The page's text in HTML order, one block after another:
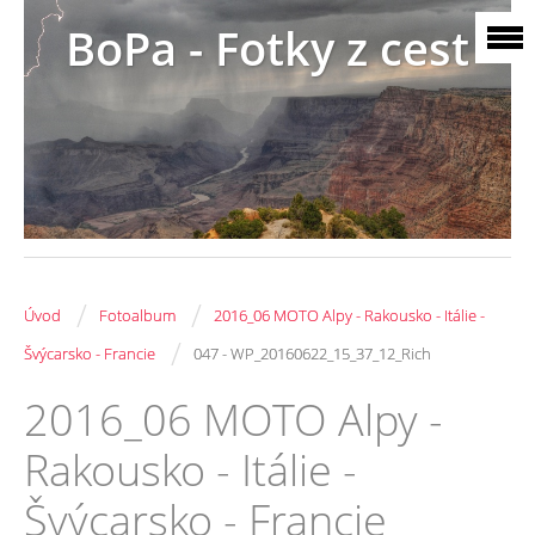
BoPa - Fotky z cest
Úvod / Fotoalbum /
2016_06 MOTO Alpy - Rakousko - Itálie -
Švýcarsko - Francie
/ 047 - WP_20160622_15_37_12_Rich
2016_06 MOTO Alpy -
Rakousko - Itálie -
Švýcarsko - Francie